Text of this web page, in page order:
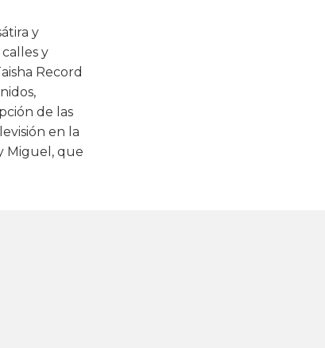
y
y
Record
de las
en la
Miguel, que